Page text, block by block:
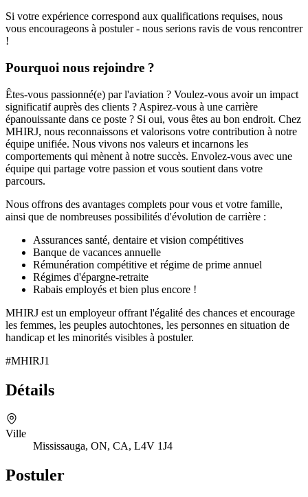
Si votre expérience correspond aux qualifications requises, nous
vous encourageons à postuler - nous serions ravis de vous rencontrer
!
Pourquoi nous rejoindre ?
Êtes-vous passionné(e) par l'aviation ? Voulez-vous avoir un impact
significatif auprès des clients ? Aspirez-vous à une carrière
épanouissante dans ce poste ? Si oui, vous êtes au bon endroit. Chez
MHIRJ, nous reconnaissons et valorisons votre contribution à notre
équipe unifiée. Nous vivons nos valeurs et incarnons les
comportements qui mènent à notre succès. Envolez-vous avec une
équipe qui partage votre passion et vous soutient dans votre
parcours.
Nous offrons des avantages complets pour vous et votre famille,
ainsi que de nombreuses possibilités d'évolution de carrière :
Assurances santé, dentaire et vision compétitives
Banque de vacances annuelle
Rémunération compétitive et régime de prime annuel
Régimes d'épargne-retraite
Rabais employés et bien plus encore !
MHIRJ est un employeur offrant l'égalité des chances et encourage
les femmes, les peuples autochtones, les personnes en situation de
handicap et les minorités visibles à postuler.
#MHIRJ1
Détails
Ville
Mississauga, ON, CA, L4V 1J4
Postuler